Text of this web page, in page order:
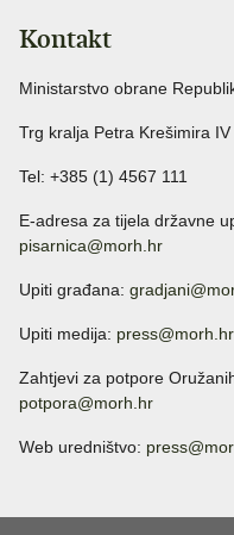
Kontakt
Ministarstvo obrane
Trg kralja Petra Krešimira
Tel: +385 (1) 4567 111
E-adresa za tijela državne
pisarnica@morh.hr
Upiti građana:
Upiti medija: press@morh.hr
Zahtjevi za potpore
potpora@morh.hr
Web uredništvo: